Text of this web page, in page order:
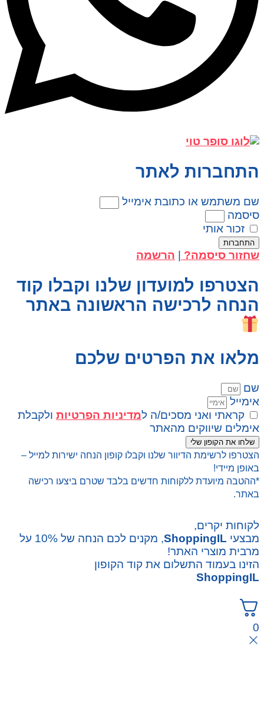
התחברות לאתר
שם משתמש או כתובת אימייל
סיסמה
זכור אותי
התחברות
שחזור סיסמה? הרשמה
הצטרפו למועדון שלנו וקבלו קוד
הנחה לרכישה הראשונה באתר
מלאו את הפרטים שלכם
שם
אימייל
קראתי ואני מסכים/ה למדיניות הפרטיותולקבלת
אימלים שיווקים מהאתר
שלחו את הקופון שלי
הצטרפו לרשימת הדיוור שלנו וקבלו קופון הנחה ישירות למייל –
באופן מיידי!
*ההטבה מיועדת ללקוחות חדשים בלבד שטרם ביצעו רכישה
באתר.
לקוחות יקרים,
מבצעי ShoppingIL
, מקנים לכם הנחה של 10% על
מרבית מוצרי האתר!
הזינו בעמוד התשלום את קוד הקופון
ShoppingIL
0